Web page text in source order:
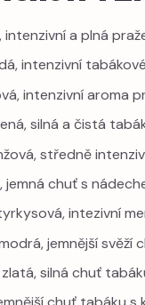
intenzivní a plná
intenzivní
intenzivní aroma
silná a čistá
středně
jemná chuť s
intezivní
jemnější svěží
silná chuť